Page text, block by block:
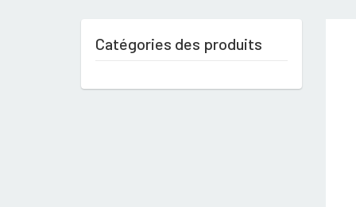
Catégories des produits